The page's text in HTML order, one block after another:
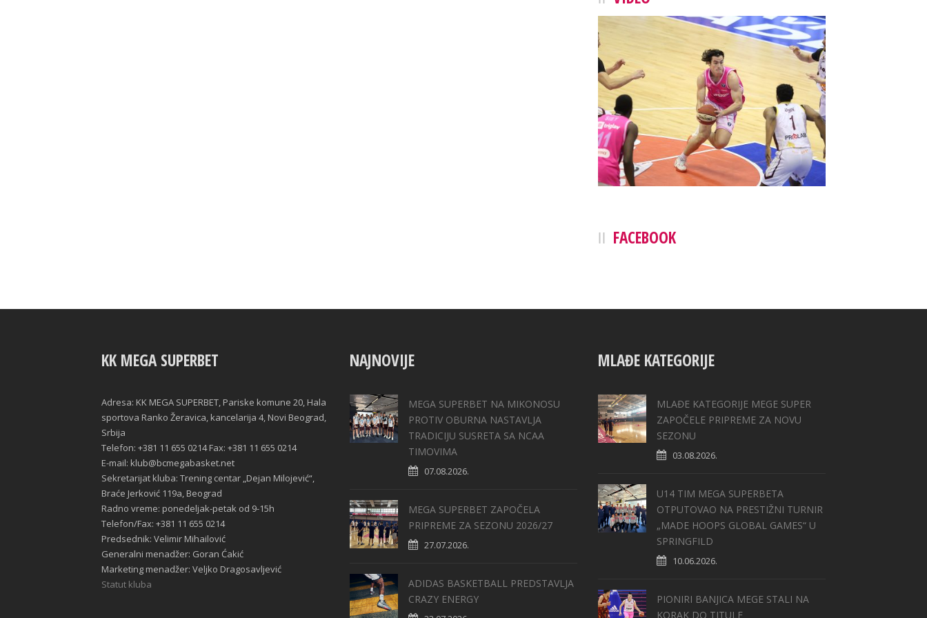
FACEBOOK
KK MEGA SUPERBET
Adresa: KK MEGA SUPERBET, Pariske komune 20, Hala
sportova Ranko Žeravica, kancelarija 4, Novi Beograd,
Srbija
Telefon: +381 11 655 0214 Fax: +381 11 655 0214
E-mail: klub@bcmegabasket.net
Sekretarijat kluba: Trening centar „Dejan Milojević“,
Braće Jerković 119a, Beograd
Radno vreme: ponedeljak-petak od 9-15h
Telefon/Fax: +381 11 655 0214
Predsednik: Velimir Mihailović
Generalni menadžer: Goran Ćakić
Marketing menadžer: Veljko Dragosavljević
Statut kluba
NAJNOVIJE
MEGA SUPERBET NA MIKONOSU
PROTIV OBURNA NASTAVLJA
TRADICIJU SUSRETA SA NCAA
TIMOVIMA
07.08.2026.
MEGA SUPERBET ZAPOČELA
PRIPREME ZA SEZONU 2026/27
27.07.2026.
ADIDAS BASKETBALL PREDSTAVLJA
CRAZY ENERGY
MLAĐE KATEGORIJE
MLAĐE KATEGORIJE MEGE SUPER
ZAPOČELE PRIPREME ZA NOVU
SEZONU
03.08.2026.
U14 TIM MEGA SUPERBETA
OTPUTOVAO NA PRESTIŽNI TURNIR
„MADE HOOPS GLOBAL GAMES“ U
SPRINGFILD
10.06.2026.
PIONIRI BANJICA MEGE STALI NA
KORAK DO TITULE